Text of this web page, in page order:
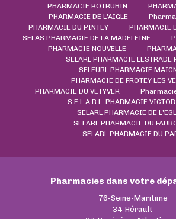
PHARMACIE ROTRUBIN
PHARMACIE DE L'AIGLE
PHARMACIE DU PINTEY
PHARMACIE
SELAS PHARMACIE DE LA MADELEINE
PHARMACIE NOUVELLE
SELARL PHARMACIE LESTRADE
SELEURL PHARMACIE
PHARMACIE DE FROTEY LES
PHARMACIE DU VETYVER
S.E.L.A.R.L. PHARMACIE
SELARL PHARMACIE DE
SELARL PHARMACIE DU
SELARL PHARMACIE DU
Pharmacies dans votre
76-Seine-Maritime
34-Hérault